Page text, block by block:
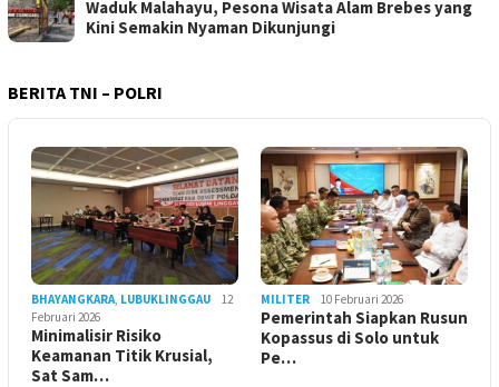
Waduk Malahayu, Pesona Wisata Alam Brebes yang
Kini Semakin Nyaman Dikunjungi
BERITA TNI – POLRI
BHAYANGKARA LUBUKLINGGAU
12
Februari 2026
Minimalisir Risiko
Keamanan Titik Krusial,
Sat Sam…
MILITER 10 Februari 2026
Pemerintah Siapkan Rusun
Kopassus di Solo untuk
Pe…